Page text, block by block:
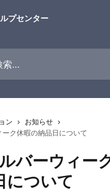
ン
お知らせ
ク休暇の納品日について
バーウィー
について